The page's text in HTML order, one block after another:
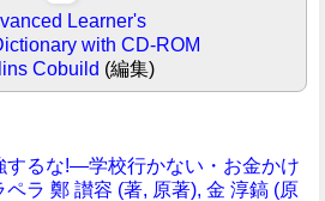
Learner's
with CD-ROM
Cobuild (編集)
するな!―学校行かない・お金かけ
ラ 鄭 讃容 (著, 原著), 金 淳鎬 (原